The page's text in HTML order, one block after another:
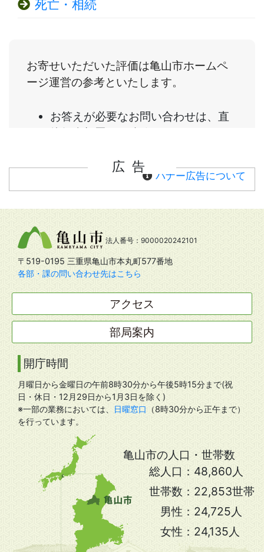
死亡・相続
広告
バナー広告について
法人番号：9000020242101
〒519-0195 三重県亀山市本丸町577番地
各部・課の問い合わせ先はこちら
アクセス
部局案内
開庁時間
月曜日から金曜日の午前8時30分から午後5時15分まで(祝
日・休日・12月29日から1月3日を除く)
※一部の業務においては、
日曜窓口
（8時30分から正午まで）
を行っています。
亀山市の人口・世帯数
総人口： 48,860人
世帯数： 22,853世帯
男性： 24,725人
女性： 24,135人